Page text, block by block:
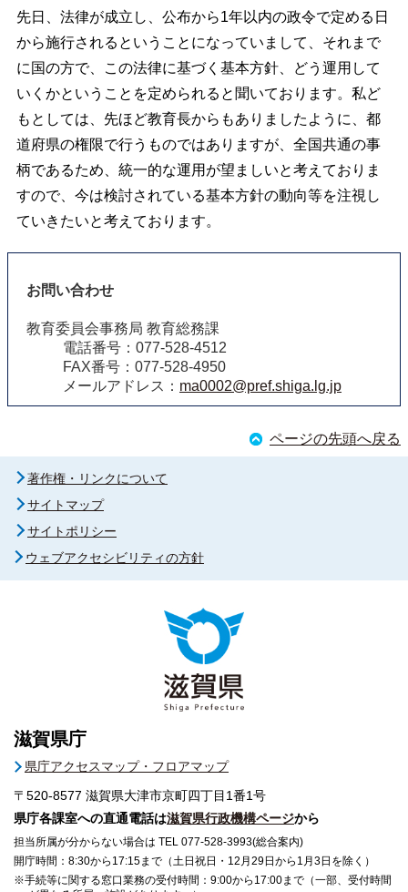
先日、法律が成立し、公布から1年以内の政令で定める日
から施行されるということになっていまして、それまで
に国の方で、この法律に基づく基本方針、どう運用して
いくかということを定められると聞いております。私ど
もとしては、先ほど教育長からもありましたように、都
道府県の権限で行うものではありますが、全国共通の事
柄であるため、統一的な運用が望ましいと考えておりま
すので、今は検討されている基本方針の動向等を注視し
ていきたいと考えております。
お問い合わせ
教育委員会事務局 教育総務課
電話番号：077-528-4512
FAX番号：077-528-4950
メールアドレス： ma0002@pref.shiga.lg.jp
ページの先頭へ戻る
著作権・リンクについて
サイトマップ
サイトポリシー
ウェブアクセシビリティの方針
滋賀県庁
県庁アクセスマップ・フロアマップ
〒520-8577 滋賀県大津市京町四丁目1番1号
県庁各課室への直通電話は滋賀県行政機構ページから
担当所属が分からない場合は TEL 077-528-3993(総合案内)
開庁時間：8:30から17:15まで（土日祝日・12月29日から1月3日を除く）
※手続等に関する窓口業務の受付時間：9:00から17:00まで（一部、受付時間